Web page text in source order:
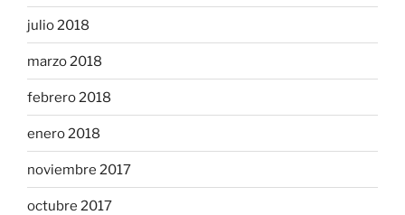
julio 2018
marzo 2018
febrero 2018
enero 2018
noviembre 2017
octubre 2017